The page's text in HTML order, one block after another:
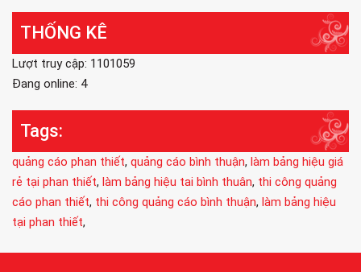
THỐNG KÊ
Lượt truy cập: 1101059
Đang online: 4
Tags:
quảng cáo phan thiết, quảng cáo bình thuận, làm bảng hiệu giá
rẻ tại phan thiết, làm bảng hiệu tai bình thuân, thi công quảng
cáo phan thiết, thi công quảng cáo bình thuận, làm bảng hiệu
tại phan thiết,